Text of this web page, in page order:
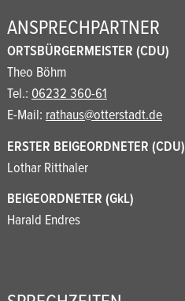
ANSPRECHPARTNER
ORTSBÜRGERMEISTER (CDU)
Theo Böhm
Tel.: 06232 360-61
E-Mail: rathaus@otterstadt.de
ERSTER BEIGEORDNETER (CDU)
Lothar Ritthaler
BEIGEORDNETER (GkL)
Harald Endres